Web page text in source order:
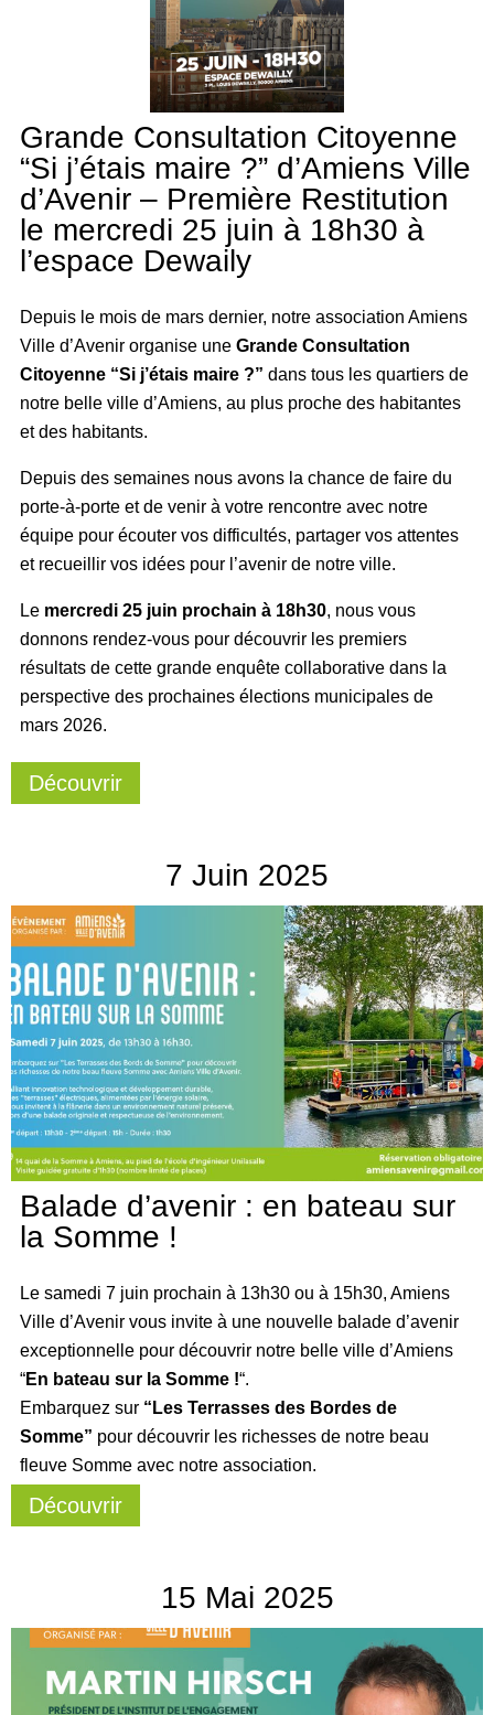
Grande Consultation Citoyenne
“Si j’étais maire ?” d’Amiens Ville
d’Avenir – Première Restitution
le mercredi 25 juin à 18h30 à
l’espace Dewaily
Depuis le mois de mars dernier, notre association Amiens
Ville d’Avenir organise une Grande Consultation
Citoyenne “Si j’étais maire ?” dans tous les quartiers de
notre belle ville d’Amiens, au plus proche des habitantes
et des habitants.
Depuis des semaines nous avons la chance de faire du
porte-à-porte et de venir à votre rencontre avec notre
équipe pour écouter vos difficultés, partager vos attentes
et recueillir vos idées pour l’avenir de notre ville.
Le mercredi 25 juin prochain à 18h30, nous vous
donnons rendez-vous pour découvrir les premiers
résultats de cette grande enquête collaborative dans la
perspective des prochaines élections municipales de
mars 2026.
Découvrir
7 Juin 2025
Balade d’avenir : en bateau sur
la Somme !
Le samedi 7 juin prochain à 13h30 ou à 15h30, Amiens
Ville d’Avenir vous invite à une nouvelle balade d’avenir
exceptionnelle pour découvrir notre belle ville d’Amiens
“En bateau sur la Somme !“.
Embarquez sur “Les Terrasses des Bordes de
Somme” pour découvrir les richesses de notre beau
fleuve Somme avec notre association.
Découvrir
15 Mai 2025